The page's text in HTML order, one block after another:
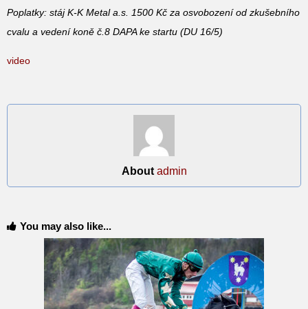
Poplatky: stáj K-K Metal a.s. 1500 Kč za osvobození od zkušebního
cvalu a vedení koně č.8 DAPA ke startu (DU 16/5)
video
About admin
You may also like...